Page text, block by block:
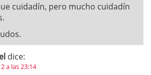
cuidadín, pero mucho cuidadín
dice:
a las 23:14